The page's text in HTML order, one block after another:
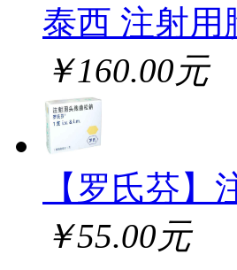
泰西 注射用
￥160.00元
【罗氏芬】
￥55.00元